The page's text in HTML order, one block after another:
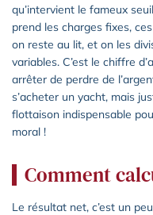
qu’intervient le fameux
prend les charges fixes,
on reste au lit, et on les
variables. C’est le chiffre
arrêter de perdre de
s’acheter un yacht, mais
flottaison indispensable
moral !
Comment
Le résultat net, c’est un